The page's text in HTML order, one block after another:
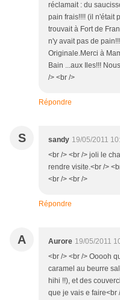
réclamait : du
pain frais!!!! (il n'était
trouvait à Fort de
n'y avait pas de
Originale.Merci à
Bain ...aux Iles!!!
/> <br />
Répondre
S sandy 19/05/2011
<br /> <br /> joli le
rendre visite.<br />
<br /> <br />
Répondre
A Aurore 19/05/2011
<br /> <br /> Ooooh
caramel au beurre
hihi !!), et des
que je vais e faire<br